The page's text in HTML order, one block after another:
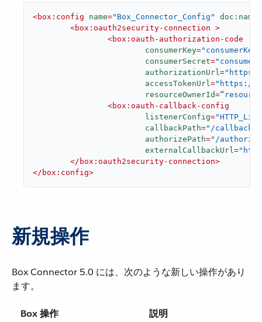
<box:config name="Box_Connector_Config" doc:name
<box:oauth2security-connection >
<box:oauth-authorization-code
consumerKey="consumerKey"
consumerSecret=
authorizationUrl=
accessTokenUrl="https://
resourceOwnerId=
<box:oauth-callback-config
listenerConfig=
callbackPath="/callback"
authorizePath="/
externalCallbackUrl=
</ box:oauth2security-connection>
</ box:config>
新規操作
Box Connector 5.0 には、次のような新しい操作があり
ます。
Box 操作 説明